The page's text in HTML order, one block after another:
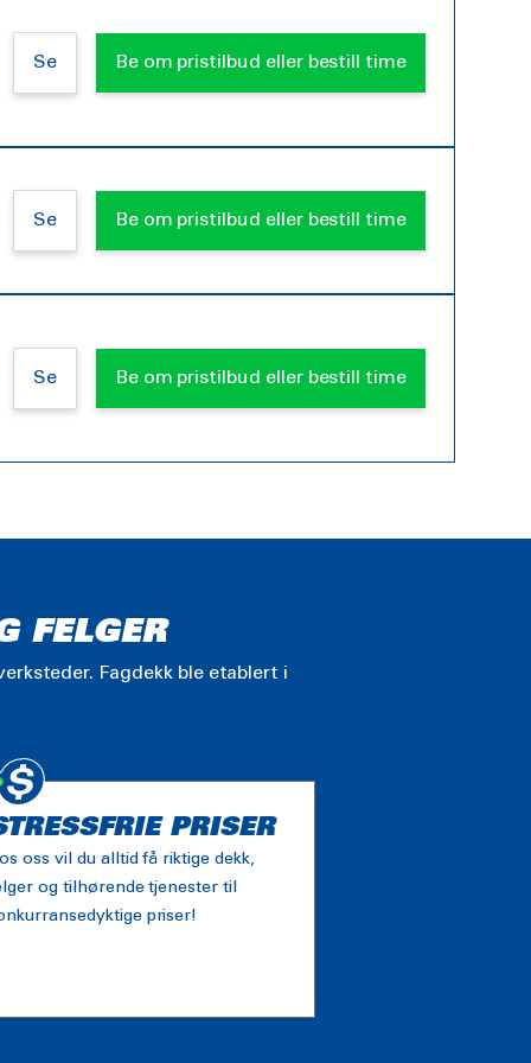
Se Be om pristilbud eller bestill time
Se Be om pristilbud eller bestill time
Se Be om pristilbud eller bestill time
FELGER
Fagdekk ble etablert i
PRISER
oss vil du alltid få riktige dekk,
og tilhørende tjenester til
priser!